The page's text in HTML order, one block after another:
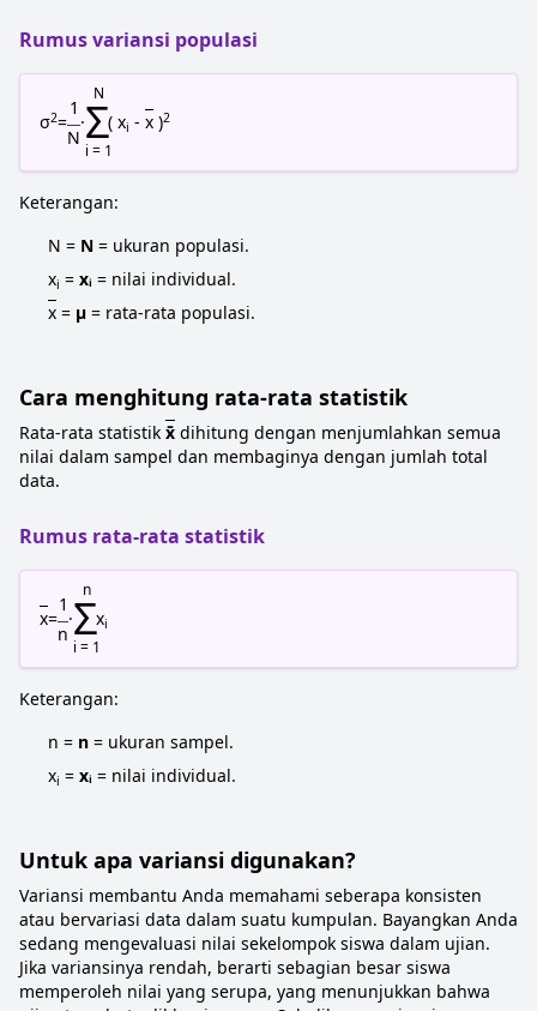
Rumus variansi populasi
σ2=
1
N
·
N
Σ
i = 1
( xi - x )2
Keterangan:
N = N = ukuran populasi.
xi = xᵢ = nilai individual.
x = μ = rata-rata populasi.
Cara menghitung rata-rata statistik
Rata-rata statistik x̄ dihitung dengan menjumlahkan semua
nilai dalam sampel dan membaginya dengan jumlah total
data.
Rumus rata-rata statistik
x=
1
n
·
n
Σ
i = 1
xi
Keterangan:
n = n = ukuran sampel.
xi = xᵢ = nilai individual.
Untuk apa variansi digunakan?
Variansi membantu Anda memahami seberapa konsisten
atau bervariasi data dalam suatu kumpulan. Bayangkan Anda
sedang mengevaluasi nilai sekelompok siswa dalam ujian.
Jika variansinya rendah, berarti sebagian besar siswa
memperoleh nilai yang serupa, yang menunjukkan bahwa